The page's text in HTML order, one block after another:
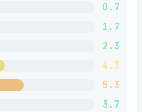
0.7
1.7
2.3
4.3
5.3
3.7